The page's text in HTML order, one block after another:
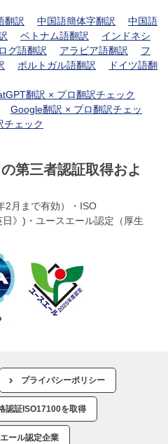
翻訳 中国語簡体字翻訳
中国語
ベトナム語翻訳
インドネシ
グ語翻訳 アラビア語翻訳
フ
ポルトガル語翻訳
ドイツ語翻
翻訳 × プロ翻訳チェック
Google翻訳 × プロ翻訳チェッ
チェック
第三者認証取得およ
2月まで有効）・ISO
》)・ユースエール認定（厚生
プライバシーポリシー
認証ISO17100を取得
ール認定企業